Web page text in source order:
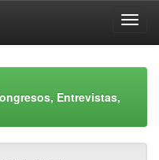
Entrevistas,